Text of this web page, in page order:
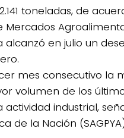
toneladas, de
Mercados
alcanzó en julio un
mes consecutivo la
volumen de los
actividad industrial,
de la Nación